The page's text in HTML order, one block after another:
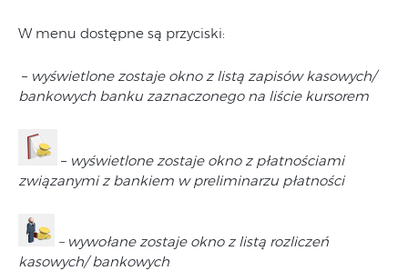
W menu dostępne są przyciski:
– wyświetlone zostaje okno z listą zapisów kasowych/
bankowych banku zaznaczonego na liście kursorem
– wyświetlone zostaje okno z płatnościami
związanymi z bankiem w preliminarzu płatności
– wywołane zostaje okno z listą rozliczeń
kasowych/ bankowych